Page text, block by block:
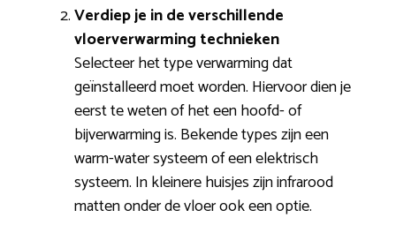
Verdiep je in de verschillende
vloerverwarming technieken
Selecteer het type verwarming dat
geïnstalleerd moet worden. Hiervoor dien je
eerst te weten of het een hoofd- of
bijverwarming is. Bekende types zijn een
warm-water systeem of een elektrisch
systeem. In kleinere huisjes zijn infrarood
matten onder de vloer ook een optie.